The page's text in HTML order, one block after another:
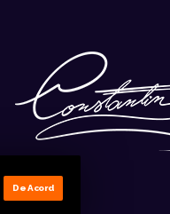
De Acord